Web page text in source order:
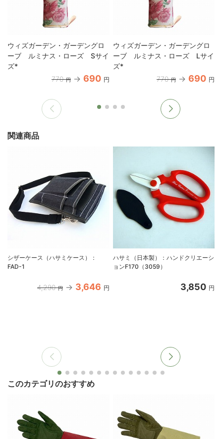
ウィズガーデン・ガーデングロ
ーブ ルミナス・ローズ Sサイ
ズ*
770 円 690 円
ウィズガーデン・ガーデングロ
ーブ ルミナス・ローズ Lサイ
ズ*
770 円 690 円
関連商品
シザーケース（ハサミケース）：
FAD-1
4,290 円 3,646 円
ハサミ（日本製）：ハンドクリエーシ
ョンF170（3059）
3,850 円
このカテゴリのおすすめ